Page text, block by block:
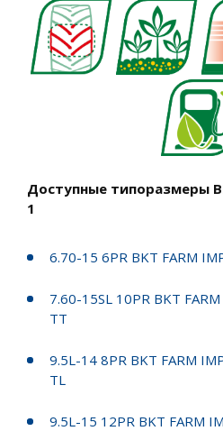
Доступные типоразмеры
1
6.70-15 6PR BKT FARM
7.60-15SL 10PR BKT
TT
9.5L-14 8PR BKT FARM
TL
9.5L-15 12PR BKT FARM